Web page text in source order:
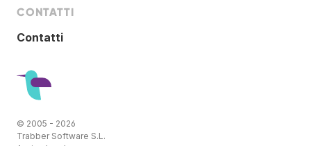
CONTATTI
Contatti
© 2005 - 2026
Trabber Software S.L.